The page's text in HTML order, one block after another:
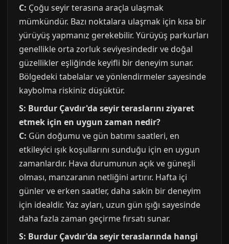
C: Çoğu seyir terasına araçla ulaşmak
mümkündür. Bazı noktalara ulaşmak için kısa bir
yürüyüş yapmanız gerekebilir. Yürüyüş parkurları
genellikle orta zorluk seviyesindedir ve doğal
güzellikler eşliğinde keyifli bir deneyim sunar.
Bölgedeki tabelalar ve yönlendirmeler sayesinde
kaybolma riskiniz düşüktür.
S: Burdur Çavdır'da seyir teraslarını ziyaret
etmek için en uygun zaman nedir?
C: Gün doğumu ve gün batımı saatleri, en
etkileyici ışık koşullarını sunduğu için en uygun
zamanlardır. Hava durumunun açık ve güneşli
olması, manzaranın netliğini artırır. Hafta içi
günler ve erken saatler, daha sakin bir deneyim
için idealdir. Yaz ayları, uzun gün ışığı sayesinde
daha fazla zaman geçirme fırsatı sunar.
S: Burdur Çavdır'da seyir teraslarında hangi